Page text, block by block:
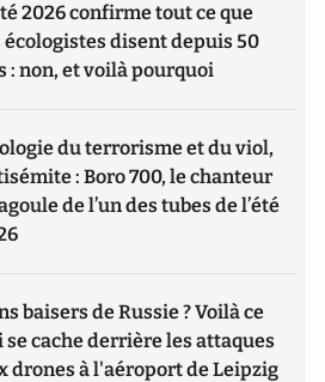
2026 confirme tout ce que
écologistes disent depuis 50
: non, et voilà pourquoi
du terrorisme et du viol,
: Boro 700, le chanteur
de l’un des tubes de l’été
baisers de Russie ? Voilà ce
se cache derrière les attaques
drones à l'aéroport de Leipzig